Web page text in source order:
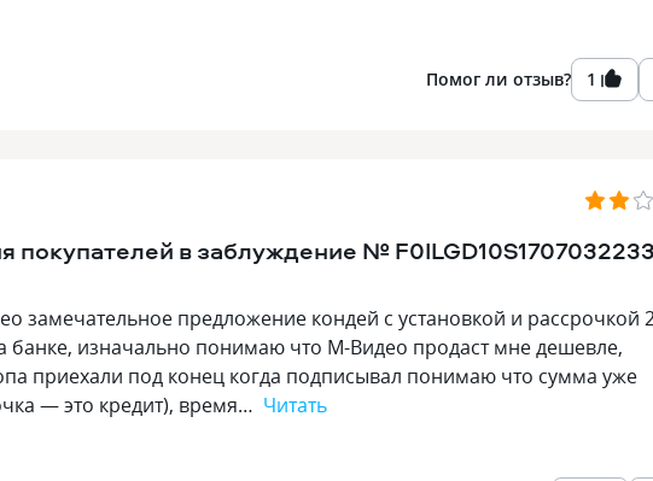
Помог ли отзыв? 1
в заблуждение №
замечательное предложение кондей с установкой и рассрочкой
банке, изначально понимаю что М-Видео продаст мне дешевле,
приехали под конец когда подписывал понимаю что сумма уже
— это кредит), время… Читать